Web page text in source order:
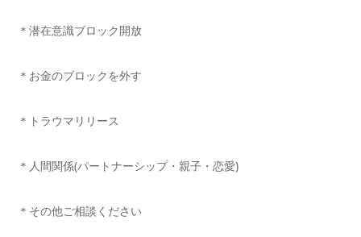
＊潜在意識ブロック開放
＊お金のブロックを外す
＊トラウマリリース
＊人間関係(パートナーシップ・親子・恋愛)
＊その他ご相談ください